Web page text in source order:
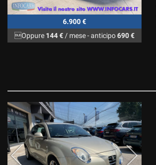
6.900 €
Oppure 144 €/ mese-anticipo690 €